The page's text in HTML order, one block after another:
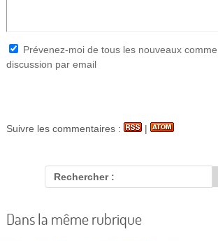
Prévenez-moi de tous les nouveaux
discussion par email
Suivre les commentaires : |
Rechercher :
Dans la même rubrique